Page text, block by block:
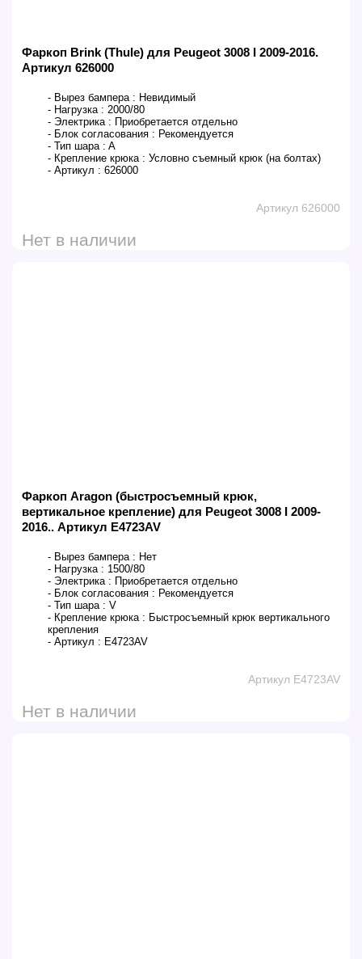
Фаркоп Brink (Thule) для Peugeot 3008 I 2009-2016.
Артикул 626000
- Вырез бампера : Невидимый
- Нагрузка : 2000/80
- Электрика : Приобретается отдельно
- Блок согласования : Рекомендуется
- Тип шара : A
- Крепление крюка : Условно съемный крюк (на болтах)
- Артикул : 626000
Артикул 626000
Нет в наличии
Фаркоп Aragon (быстросъемный крюк,
вертикальное крепление) для Peugeot 3008 I 2009-
2016.. Артикул E4723AV
- Вырез бампера : Нет
- Нагрузка : 1500/80
- Электрика : Приобретается отдельно
- Блок согласования : Рекомендуется
- Тип шара : V
- Крепление крюка : Быстросъемный крюк вертикального
крепления
- Артикул : E4723AV
Артикул E4723AV
Нет в наличии